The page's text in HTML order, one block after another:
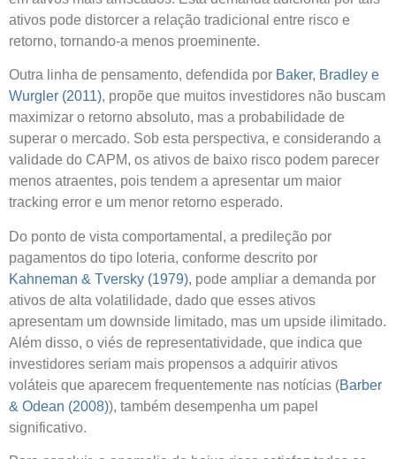
ativos pode distorcer a relação tradicional entre risco e
retorno, tornando-a menos proeminente.
Outra linha de pensamento, defendida por Baker, Bradley e
Wurgler (2011), propõe que muitos investidores não buscam
maximizar o retorno absoluto, mas a probabilidade de
superar o mercado. Sob esta perspectiva, e considerando a
validade do CAPM, os ativos de baixo risco podem parecer
menos atraentes, pois tendem a apresentar um maior
tracking error e um menor retorno esperado.
Do ponto de vista comportamental, a predileção por
pagamentos do tipo loteria, conforme descrito por
Kahneman & Tversky (1979), pode ampliar a demanda por
ativos de alta volatilidade, dado que esses ativos
apresentam um downside limitado, mas um upside ilimitado.
Além disso, o viés de representatividade, que indica que
investidores seriam mais propensos a adquirir ativos
voláteis que aparecem frequentemente nas notícias (Barber
& Odean (2008)), também desempenha um papel
significativo.